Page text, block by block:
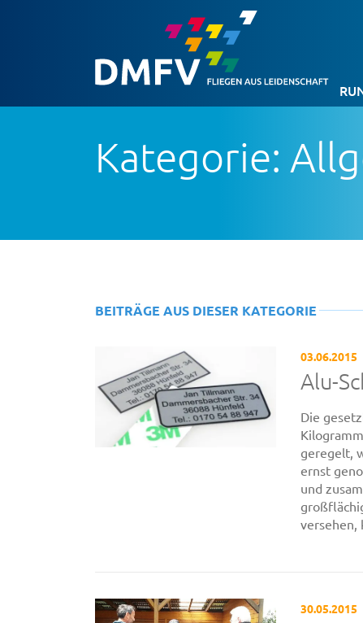
Kategorie:
BEITRÄGE AUS DIESER KATEGORIE
03.06.2015
Alu-
Die
geregelt,
ernst
und
30.05.2015